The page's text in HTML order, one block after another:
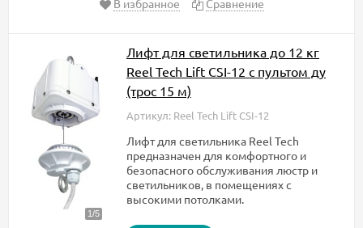
В избранное
Сравнение
Лифт для светильника до 12 кг
Reel Tech Lift CSI-12 с пультом ду
(трос 15 м)
Артикул: Reel Tech Lift CSI-12
Лифт для светильника Reel Tech
предназначен для комфортного и
безопасного обслуживания люстр и
светильников, в помещениях с
высокими потолками.